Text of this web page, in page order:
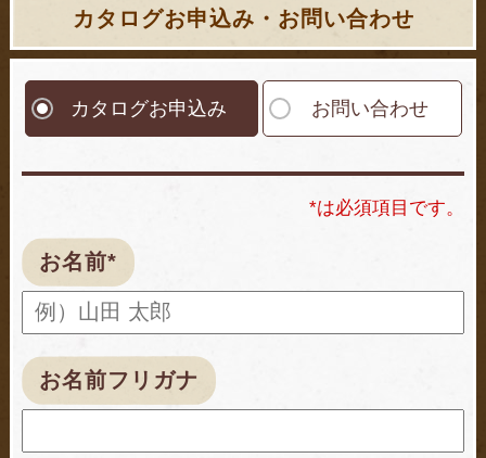
カタログお申込み・お問い合わせ
カタログお申込み お問い合わせ
*は必須項目です。
お名前*
お名前フリガナ